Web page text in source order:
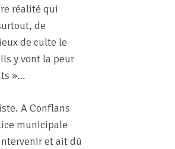
réalité qui
de
de culte le
y vont la peur
»…
A Conflans
municipale
et ait dû